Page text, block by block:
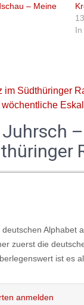
– Meine
im Südthüringer
wöchentliche
Juhrsch
Alphabet
zuerst die
ist es
anmelden